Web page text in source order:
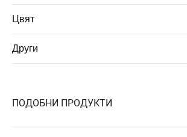
Цвят
Други
ПОДОБНИ ПРОДУКТИ